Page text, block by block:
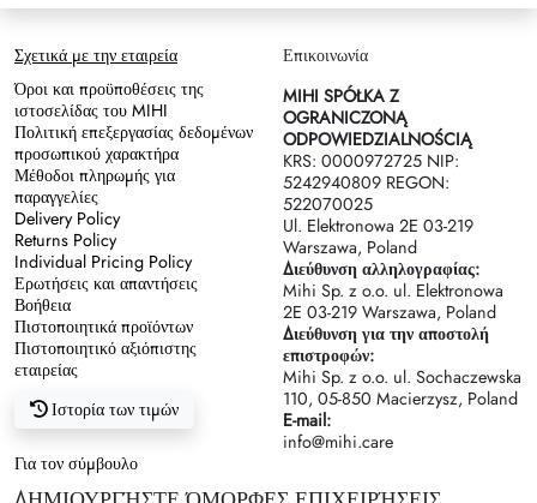
Σχετικά με την εταιρεία
Όροι και προϋποθέσεις της
ιστοσελίδας του MIHI
Πολιτική επεξεργασίας δεδομένων
προσωπικού χαρακτήρα
Μέθοδοι πληρωμής για
παραγγελίες
Delivery Policy
Returns Policy
Individual Pricing Policy
Ερωτήσεις και απαντήσεις
Βοήθεια
Πιστοποιητικά προϊόντων
Πιστοποιητικό αξιόπιστης
εταιρείας
Ιστορία των τιμών
Επικοινωνία
MIHI SPÓŁKA Z
OGRANICZONĄ
ODPOWIEDZIALNOŚCIĄ
KRS: 0000972725 NIP:
5242940809 REGON:
522070025
Ul. Elektronowa 2Е 03-219
Warszawa, Poland
Διεύθυνση αλληλογραφίας:
Mihi Sp. z o.o. ul. Elektronowa
2Е 03-219 Warszawa, Poland
Διεύθυνση για την αποστολή
επιστροφών:
Mihi Sp. z o.o. ul. Sochaczewska
110, 05-850 Macierzysz, Poland
E-mail:
info@mihi.care
Για τον σύμβουλο